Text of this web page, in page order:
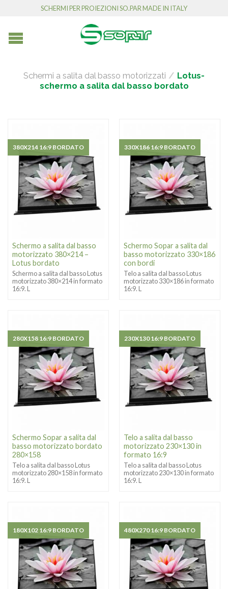
SCHERMI PER PROIEZIONI SO.PAR MADE IN ITALY
Schermi a salita dal basso motorizzati / Lotus-
schermo a salita dal basso bordato
Schermo a salita dal basso
motorizzato 380×214 –
Lotus bordato
Schermo a salita dal basso Lotus
motorizzato 380×214 in formato
16:9. L
380X214 16:9 BORDATO
Schermo Sopar a salita dal
basso motorizzato 330×186
con bordi
Telo a salita dal basso Lotus
motorizzato 330×186 in formato
16:9. L
330X186 16:9 BORDATO
Schermo Sopar a salita dal
basso motorizzato bordato
280×158
Telo a salita dal basso Lotus
motorizzato 280×158 in formato
16:9. L
280X158 16:9 BORDATO
Telo a salita dal basso
motorizzato 230×130 in
formato 16:9
Telo a salita dal basso Lotus
motorizzato 230×130 in formato
16:9. L
230X130 16:9 BORDATO
180X102 16:9 BORDATO 480X270 16:9 BORDATO